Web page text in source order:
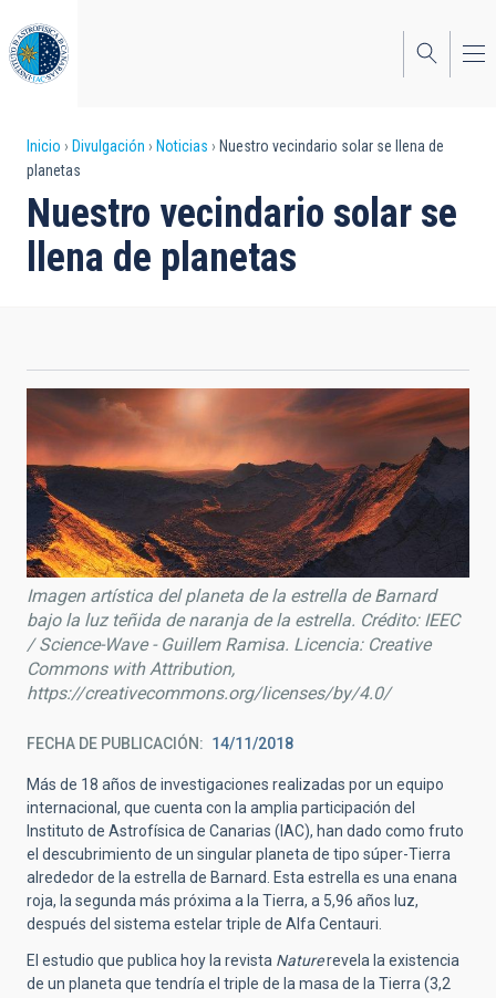
al
contenido
principal
Sobrescribir
enlaces
de
ayuda
navegación
Inicio Divulgación Noticias
Nuestro vecindario solar se llena de
planetas
Nuestro vecindario solar se
llena de planetas
Imagen artística del planeta de la estrella de Barnard
bajo la luz teñida de naranja de la estrella. Crédito: IEEC
/ Science-Wave - Guillem Ramisa. Licencia: Creative
Commons with Attribution,
https://creativecommons.org/licenses/by/4.0/
FECHA DE PUBLICACIÓN 14/11/2018
Más de 18 años de investigaciones realizadas por un equipo
internacional, que cuenta con la amplia participación del
Instituto de Astrofísica de Canarias (IAC), han dado como fruto
el descubrimiento de un singular planeta de tipo súper-Tierra
alrededor de la estrella de Barnard. Esta estrella es una enana
roja, la segunda más próxima a la Tierra, a 5,96 años luz,
después del sistema estelar triple de Alfa Centauri.
El estudio que publica hoy la revista Naturerevela la existencia
de un planeta que tendría el triple de la masa de la Tierra (3,2